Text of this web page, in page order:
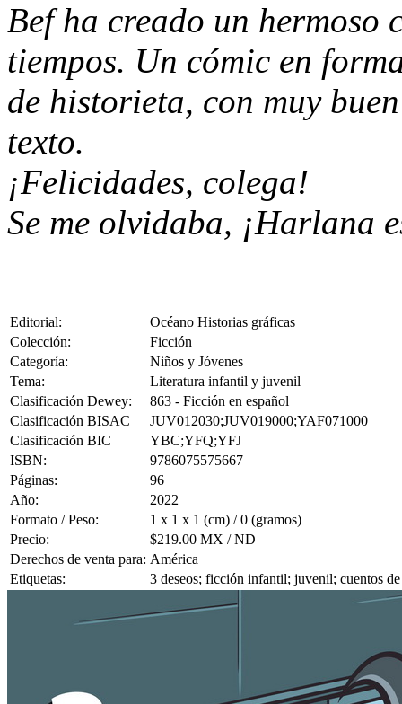
Bef ha creado un hermoso
tiempos. Un cómic en
de historieta, con muy
texto.
¡Felicidades, colega!
Se me olvidaba, ¡Harlana
Editorial:
Océano Historias gráficas
Colección:
Ficción
Categoría:
Niños y Jóvenes
Tema:
Literatura infantil y juvenil
Clasificación Dewey:
863 - Ficción en español
Clasificación BISAC
JUV012030;JUV019000;YAF071000
Clasificación BIC
YBC;YFQ;YFJ
ISBN:
9786075575667
Páginas:
96
Año:
2022
Formato / Peso:
1 x 1 x 1 (cm) / 0 (gramos)
Precio:
$219.00 MX / ND
Derechos de venta para: América
Etiquetas:
3 deseos; ficción infantil; juvenil; cuentos